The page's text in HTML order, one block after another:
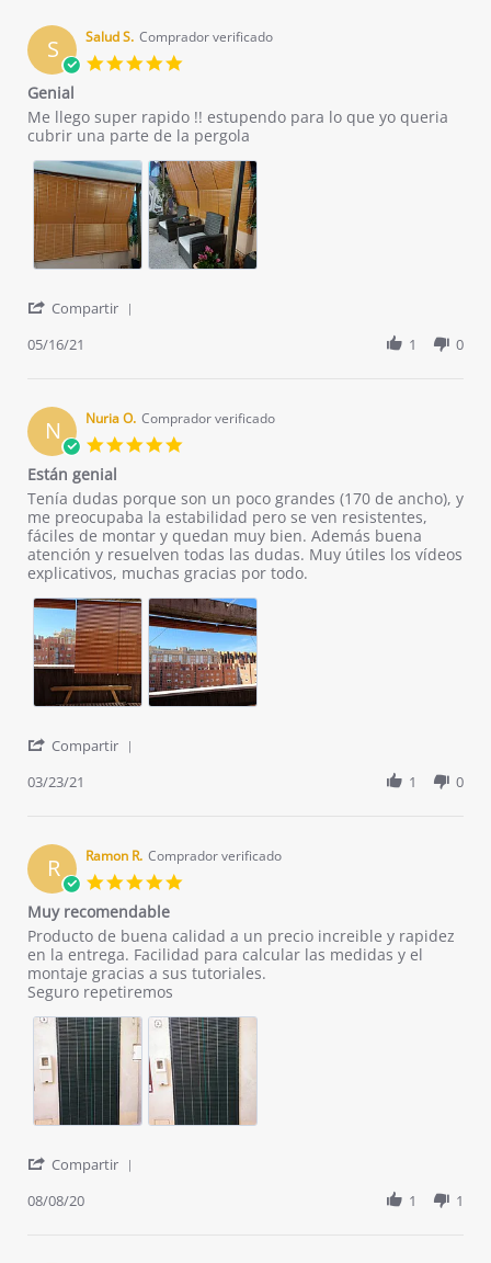
on
9
Jun
S Salud S. Comprador verificado
Genial
Review
by
S.
on
16
May
2021
review
stating
Me llego super rapido !! estupendo para lo que yo queria
cubrir una parte de la pergola
Compartir
on
16
May
05/16/21 1 0
N Nuria O. Comprador verificado
Están genial
Review
by
Nuria
O.
on
Mar
2021
review
stating
Están
genial
Tenía dudas porque son un poco grandes (170 de ancho), y
me preocupaba la estabilidad pero se ven resistentes,
fáciles de montar y quedan muy bien. Además buena
atención y resuelven todas las dudas. Muy útiles los vídeos
explicativos, muchas gracias por todo.
Compartir
on
23
Mar
2021
03/23/21 1 0
R Ramon R. Comprador verificado
Muy recomendable
Review
by
Ramon
R.
2020
review
stating
Muy
recomendable
Producto de buena calidad a un precio increible y rapidez
en la entrega. Facilidad para calcular las medidas y el
montaje gracias a sus tutoriales.
Seguro repetiremos
Compartir
08/08/20 1 1